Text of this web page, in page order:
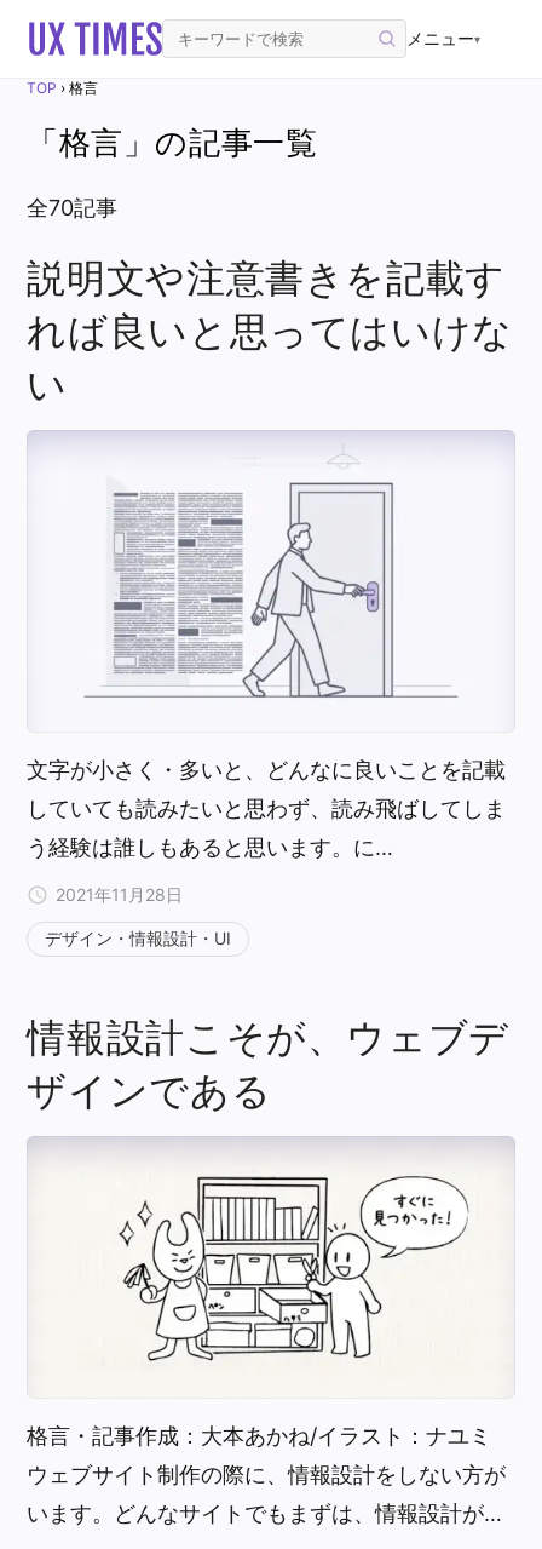
メニュー▾
TOP ›格言
「格言」の記事一覧
全70記事
説明文や注意書きを記載す
れば良いと思ってはいけな
い
文字が小さく・多いと、どんなに良いことを記載
していても読みたいと思わず、読み飛ばしてしま
う経験は誰しもあると思います。に…
2021年11月28日
デザイン・情報設計・UI
情報設計こそが、ウェブデ
ザインである
格言・記事作成：大本あかね/イラスト：ナユミ
ウェブサイト制作の際に、情報設計をしない方が
います。どんなサイトでもまずは、情報設計が…